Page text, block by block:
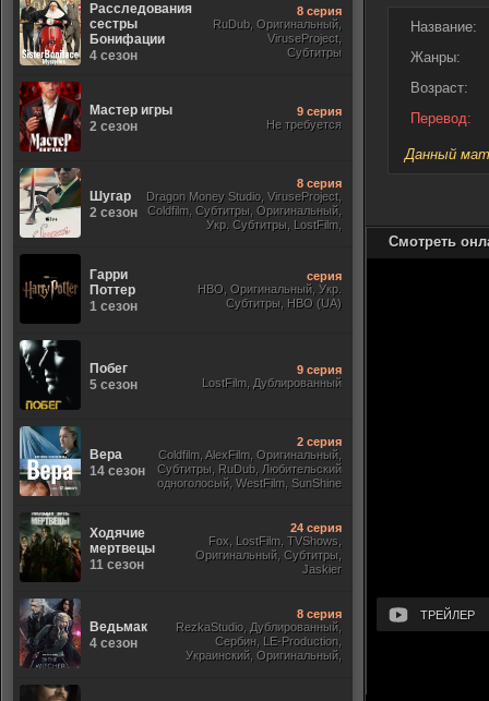
Название:
Жанры:
Возраст:
Перевод:
Данный
Смотреть
ТРЕЙЛЕР
Расследования
сестры
Бонифации
4 сезон
8 серия
RuDub, Оригинальный,
ViruseProject,
Субтитры
Мастер игры
2 сезон
9 серия
Не требуется
Шугар
2 сезон
8 серия
Dragon Money Studio, ViruseProject,
Coldfilm, Субтитры, Оригинальный,
Укр. Субтитры, LostFilm,
Гарри
Поттер
1 сезон
серия
HBO, Оригинальный, Укр.
Субтитры, HBO (UA)
Побег
5 сезон
9 серия
LostFilm, Дублированный
Вера
14 сезон
2 серия
Coldfilm, AlexFilm, Оригинальный,
Субтитры, RuDub, Любительский
одноголосый, WestFilm, SunShine
Ходячие
мертвецы
11 сезон
24 серия
Fox, LostFilm, TVShows,
Оригинальный, Субтитры,
Jaskier
Ведьмак
4 сезон
8 серия
RezkaStudio, Дублированный,
Сербин, LE-Production,
Украинский, Оригинальный,